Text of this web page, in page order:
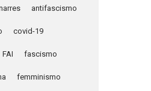
antifascismo
covid-19
FAI fascismo
femminismo